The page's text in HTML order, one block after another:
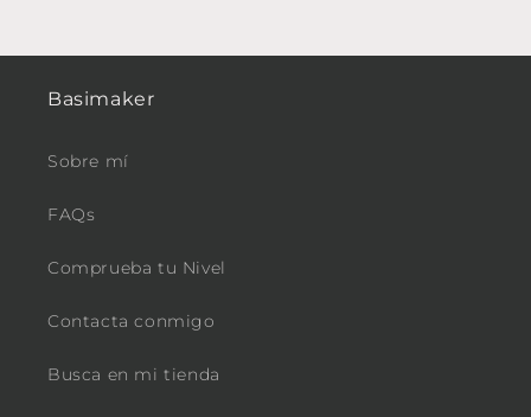
Basimaker
Sobre mí
FAQs
Comprueba tu Nivel
Contacta conmigo
Busca en mi tienda